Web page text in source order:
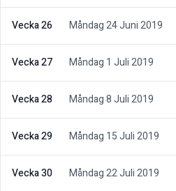
Vecka 26 Måndag 24 Juni 2019
Vecka 27 Måndag 1 Juli 2019
Vecka 28 Måndag 8 Juli 2019
Vecka 29 Måndag 15 Juli 2019
Vecka 30 Måndag 22 Juli 2019